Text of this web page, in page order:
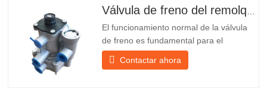
hierro delante de la pantalla de la
El funcionamiento normal de la válvula
de freno es fundamental para el
estacionamiento, ya que facilita el
frenado suave del remolque. Chengda,
Contactar ahora